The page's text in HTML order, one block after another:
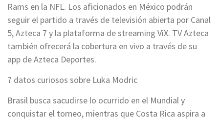
Rams en la NFL. Los aficionados en México podrán
seguir el partido a través de televisión abierta por Canal
5, Azteca 7 y la plataforma de streaming ViX. TV Azteca
también ofrecerá la cobertura en vivo a través de su
app de Azteca Deportes.
7 datos curiosos sobre Luka Modric
Brasil busca sacudirse lo ocurrido en el Mundial y
conquistar el torneo, mientras que Costa Rica aspira a